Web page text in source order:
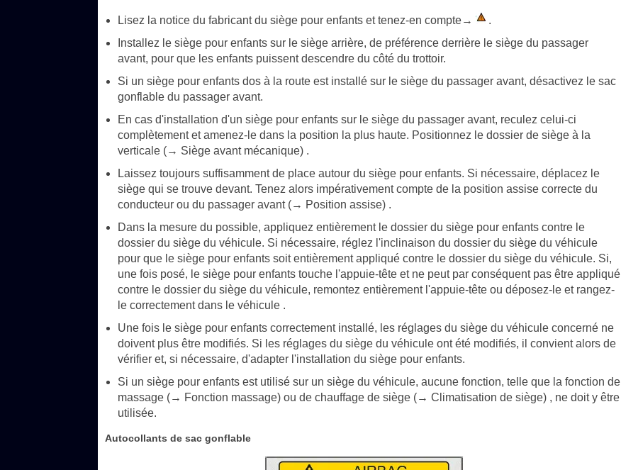
Lisez la notice du fabricant du siège pour enfants et tenez-en compte→
.
Installez le siège pour enfants sur le siège arrière, de préférence derrière le siège du passager
avant, pour que les enfants puissent descendre du côté du trottoir.
Si un siège pour enfants dos à la route est installé sur le siège du passager avant, désactivez le sac
gonflable du passager avant.
En cas d'installation d'un siège pour enfants sur le siège du passager avant, reculez celui-ci
complètement et amenez-le dans la position la plus haute. Positionnez le dossier de siège à la
verticale (→ Siège avant mécanique) .
Laissez toujours suffisamment de place autour du siège pour enfants. Si nécessaire, déplacez le
siège qui se trouve devant. Tenez alors impérativement compte de la position assise correcte du
conducteur ou du passager avant (→ Position assise) .
Dans la mesure du possible, appliquez entièrement le dossier du siège pour enfants contre le
dossier du siège du véhicule. Si nécessaire, réglez l'inclinaison du dossier du siège du véhicule
pour que le siège pour enfants soit entièrement appliqué contre le dossier du siège du véhicule. Si,
une fois posé, le siège pour enfants touche l'appuie-tête et ne peut par conséquent pas être appliqué
contre le dossier du siège du véhicule, remontez entièrement l'appuie-tête ou déposez-le et rangez-
le correctement dans le véhicule .
Une fois le siège pour enfants correctement installé, les réglages du siège du véhicule concerné ne
doivent plus être modifiés. Si les réglages du siège du véhicule ont été modifiés, il convient alors de
vérifier et, si nécessaire, d'adapter l'installation du siège pour enfants.
Si un siège pour enfants est utilisé sur un siège du véhicule, aucune fonction, telle que la fonction de
massage (→ Fonction massage) ou de chauffage de siège (→ Climatisation de siège) , ne doit y être
utilisée.
Autocollants de sac gonflable